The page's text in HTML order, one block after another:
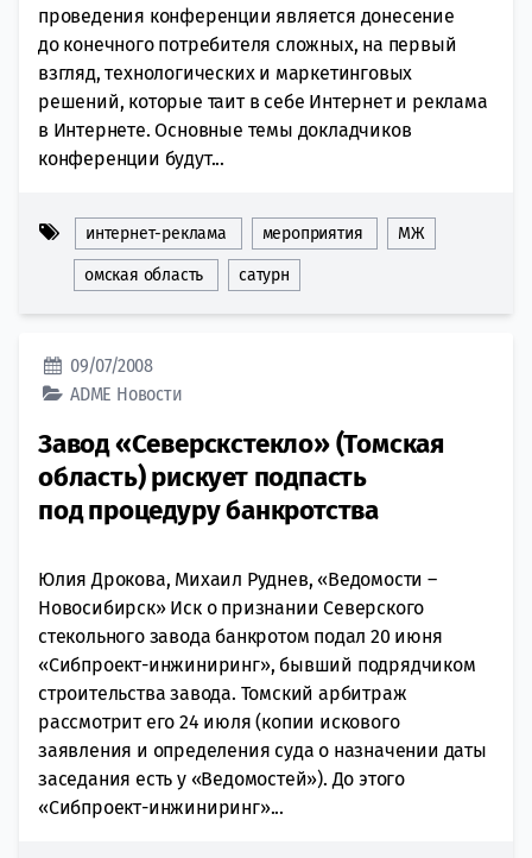
проведения конференции является донесение
до конечного потребителя сложных, на первый
взгляд, технологических и маркетинговых
решений, которые таит в себе Интернет и реклама
в Интернете. Основные темы докладчиков
конференции будут...
интернет-реклама мероприятия МЖ
омская область сатурн
09/07/2008
ADME Новости
Завод «Северскстекло» (Томская
область) рискует подпасть
под процедуру банкротства
Юлия Дрокова, Михаил Руднев, «Ведомости –
Новосибирск» Иск о признании Северского
стекольного завода банкротом подал 20 июня
«Сибпроект-инжиниринг», бывший подрядчиком
строительства завода. Томский арбитраж
рассмотрит его 24 июля (копии искового
заявления и определения суда о назначении даты
заседания есть у «Ведомостей»). До этого
«Сибпроект-инжиниринг»...